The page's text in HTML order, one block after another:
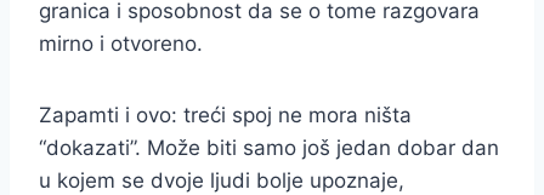
granica i sposobnost da se o tome razgovara
mirno i otvoreno.
Zapamti i ovo: treći spoj ne mora ništa
“dokazati”. Može biti samo još jedan dobar dan
u kojem se dvoje ljudi bolje upoznaje,